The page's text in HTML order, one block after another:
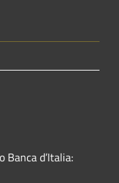
Banca d’Italia: